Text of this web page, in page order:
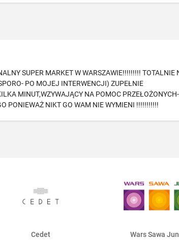
SUPER MARKET W WARSZAWIE!!!!!!!!! TOTALNIE
PO MOJEJ INTERWENCJI) ZUPEŁNIE
MINUT,WZYWAJĄCY NA POMOC
PONIEWAŻ NIKT GO WAM NIE WYMIENI !!!!!!!!!!!
Cedet Wars Sawa